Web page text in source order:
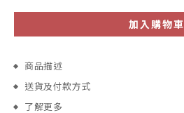
加入購物車
商品描述
送貨及付款方式
了解更多